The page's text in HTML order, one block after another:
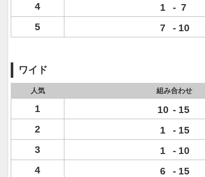
4
1 - 7
5
7 - 10
ワイド
人気 組み合わせ
1 10 - 15
2
1 - 15
3
1 - 10
4
6 - 15